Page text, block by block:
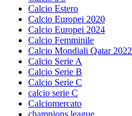
Calcio Estero
Calcio Europei 2020
Calcio Europei 2024
Calcio Femminile
Calcio Mondiali Qatar 2022
Calcio Serie A
Calcio Serie B
Calcio Serie C
calcio serie C
Calciomercato
champions league